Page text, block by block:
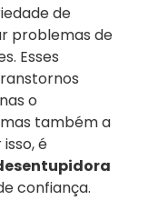
de
problemas de
Esses
o
também a
é
confiança.